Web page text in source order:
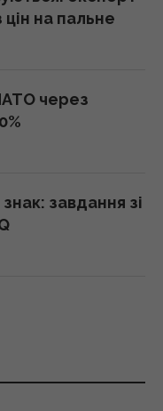
на пальне
НАТО через
завдання зі